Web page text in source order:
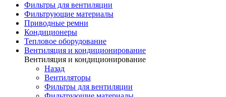
Фильтры для вентиляции
Фильтрующие материалы
Приводные ремни
Кондиционеры
Тепловое оборудование
Вентиляция и кондиционирование
Вентиляция и кондиционирование
Назад
Вентиляторы
Фильтры для вентиляции